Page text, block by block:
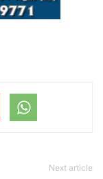
Next article